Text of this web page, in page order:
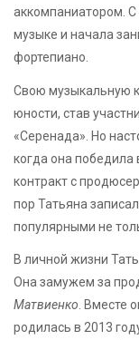
аккомпаниатором. С
музыке и начала
фортепиано.
Свою музыкальную
юности, став
«Серенада». Но
когда она победила
контракт с
пор Татьяна
популярными не
В личной жизни
Она замужем за
Матвиенко . Вместе
родилась в 2013